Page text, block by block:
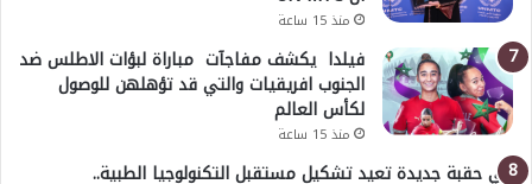
منذ 15 ساعة
فيلدا يكشف مفاجآت مباراة لبؤات الاطلس ضد
الجنوب افريقيات والتي قد تؤهلهن للوصول
لكأس العالم
منذ 15 ساعة
في حقبة جديدة تعيد تشكيل مستقبل التكنولوجيا الطبية..